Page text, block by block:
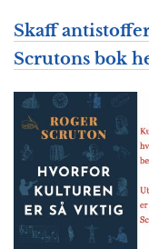
Skaff
Scrutons bok